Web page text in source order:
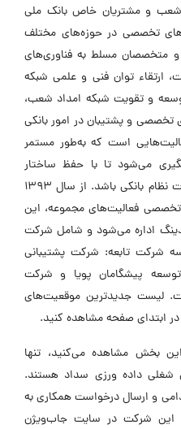
شعب و مشتریان خاص بانک ملی
تخصصی در حوزه‌های مختلف
و متخصصان مسلط به فناوری‌های
ارتقاء توان فنی و علمی شبکه
و تقویت شبکه امداد شعب،
و پشتیبان در امور بانکی
است که به‌طور مستمر
می‌شود تا با حفظ ساختار
تخصصی مناسب، پاسخگوی انتظارات نظام بانکی باشد. از سال 1393
فعالیت‌های مجموعه، این
اداره می‌شود و شامل شرکت
شرکت تابعه: شرکت پشتیبانی
توسعه پیشگامان پویا و شرکت
لیست جدیدترین موقعیت‌های
ابتدای صفحه مشاهده کنید.
بخش مشاهده می‌کنید، تنها
شغلی داده ورزی سداد هستند.
و ارسال درخواست همکاری به
این شرکت در سایت جاب‌ویژن